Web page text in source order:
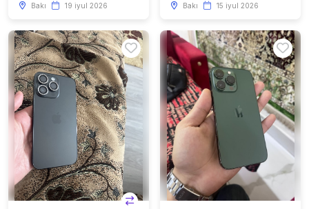
Bakı 19 iyul 2026 Bakı 15 iyul 2026